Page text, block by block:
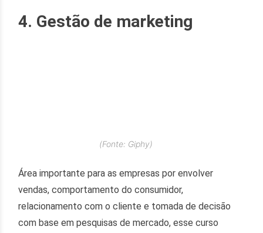
4. Gestão de marketing
(Fonte: Giphy)
Área importante para as empresas por envolver
vendas, comportamento do consumidor,
relacionamento com o cliente e tomada de decisão
com base em pesquisas de mercado, esse curso